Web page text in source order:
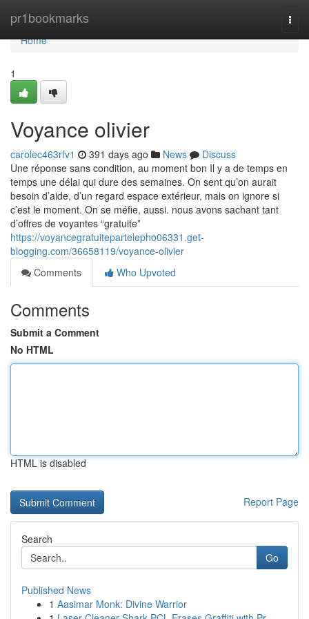
pr1bookmarks
Home
Home
1
Voyance olivier
carolec463rfv1 391 days ago News
Discuss
Une réponse sans condition, au moment bon Il y a de temps en
temps une délai qui dure des semaines. On sent qu’on aurait
besoin d’aide, d’un regard espace extérieur, mais on ignore si
c’est le moment. On se méfie, aussi. nous avons sachant tant
d’offres de voyantes “gratuite”
https://voyancegratuitepartelepho06331.get-
blogging.com/36658119/voyance-olivier
Comments
Who Upvoted
Comments
Submit a Comment
No HTML
HTML is disabled
Report Page
Search
Go
Published News
1 Aasimar Monk: Divine Warrior